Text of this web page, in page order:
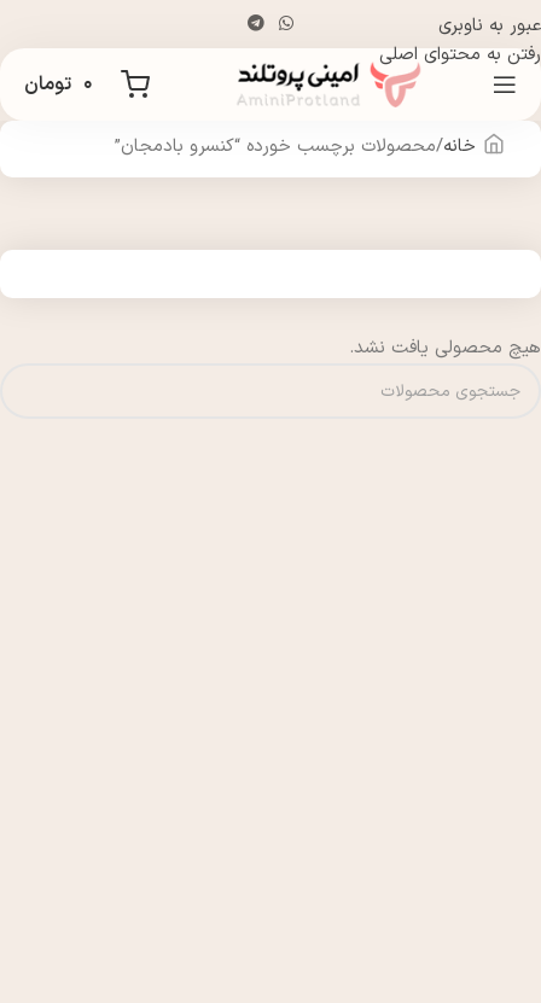
عبور به ناوبری
رفتن به محتوای اصلی
۰ تومان
خانه محصولات برچسب خورده “کنسرو بادمجان”
هیچ محصولی یافت نشد.